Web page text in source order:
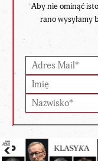
Aby nie ominąć
rano wysyłamy